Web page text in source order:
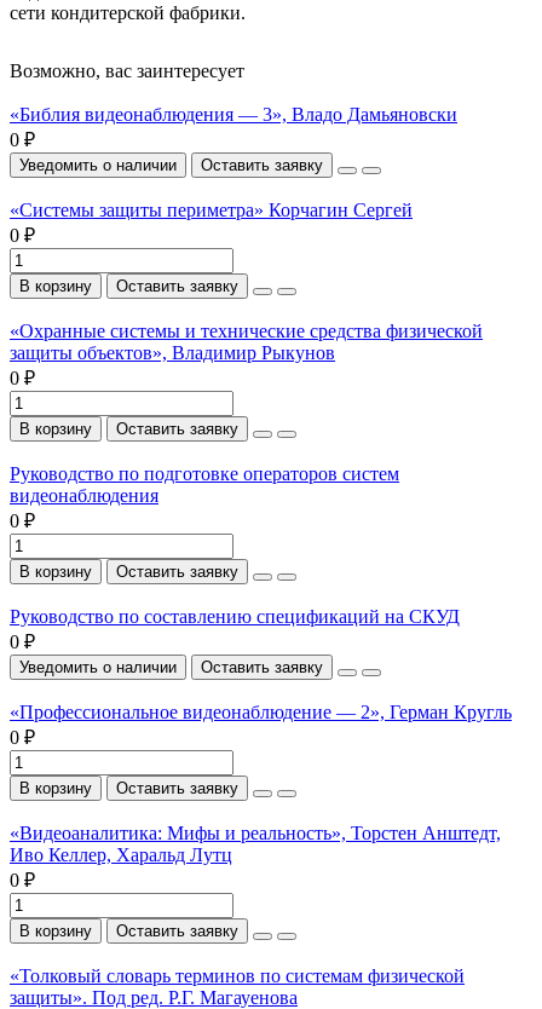
сети кондитерской фабрики.
Возможно, вас заинтересует
«Библия видеонаблюдения — 3», Владо Дамьяновски
0 ₽
Уведомить о наличии Оставить заявку
«Системы защиты периметра» Корчагин Сергей
0 ₽
В корзину Оставить заявку
«Охранные системы и технические средства физической
защиты объектов», Владимир Рыкунов
0 ₽
В корзину Оставить заявку
Руководство по подготовке операторов систем
видеонаблюдения
0 ₽
В корзину Оставить заявку
Руководство по составлению спецификаций на СКУД
0 ₽
Уведомить о наличии Оставить заявку
«Профессиональное видеонаблюдение — 2», Герман Кругль
0 ₽
В корзину Оставить заявку
«Видеоаналитика: Мифы и реальность», Торстен Анштедт,
Иво Келлер, Харальд Лутц
0 ₽
В корзину Оставить заявку
«Толковый словарь терминов по системам физической
защиты». Под ред. Р.Г. Магауенова